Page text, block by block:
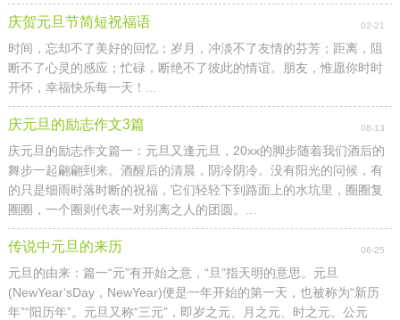
庆贺元旦节简短祝福语 02-21
时间，忘却不了美好的回忆；岁月，冲淡不了友情的芬芳；距离，阻
断不了心灵的感应；忙碌，断绝不了彼此的情谊。朋友，惟愿你时时
开怀，幸福快乐每一天！...
庆元旦的励志作文3篇 08-13
庆元旦的励志作文篇一：元旦又逢元旦，20xx的脚步随着我们酒后的
舞步一起翩翩到来。酒醒后的清晨，阴冷阴冷。没有阳光的问候，有
的只是细雨时落时断的祝福，它们轻轻下到路面上的水坑里，圈圈复
圈圈，一个圈则代表一对别离之人的团圆。...
传说中元旦的来历 06-25
元旦的由来：篇一“元”有开始之意，“旦”指天明的意思。元旦
(NewYear‘sDay，NewYear)便是一年开始的第一天，也被称为“新历
年”“阳历年”。元旦又称“三元”，即岁之元、月之元、时之元。公元